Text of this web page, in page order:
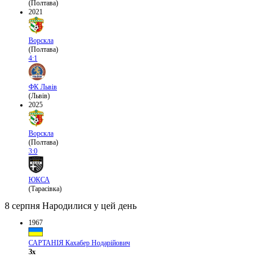
(Полтава)
2021
Ворскла
(Полтава)
4:1
ФК Львів
(Львів)
2025
Ворскла
(Полтава)
3:0
ЮКСА
(Тарасівка)
8 серпня Народилися у цей день
1967
САРТАНІЯ Кахабер Нодарійович
Зх